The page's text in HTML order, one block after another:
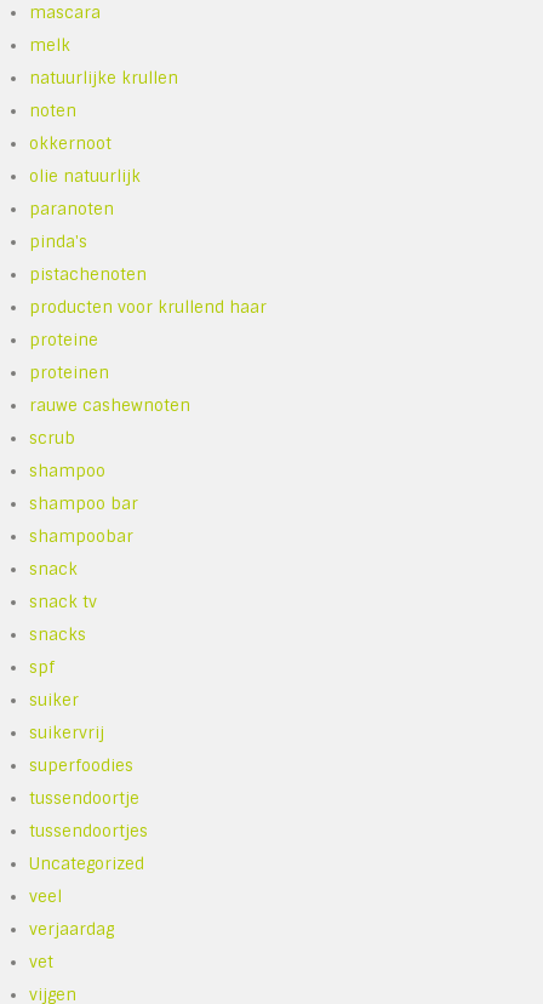
mascara
melk
natuurlijke krullen
noten
okkernoot
olie natuurlijk
paranoten
pinda's
pistachenoten
producten voor krullend haar
proteine
proteinen
rauwe cashewnoten
scrub
shampoo
shampoo bar
shampoobar
snack
snack tv
snacks
spf
suiker
suikervrij
superfoodies
tussendoortje
tussendoortjes
Uncategorized
veel
verjaardag
vet
vijgen